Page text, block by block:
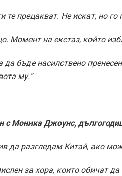
те прецакват. Не искат, но го
Момент на екстаз, който
да бъде насилствено
му.“
с Моника Джоунс,
да разгледам Китай, ако
за хора, които обичат